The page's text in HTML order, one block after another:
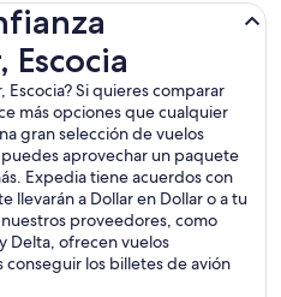
Escocia
Escocia? Si quieres comparar
más opciones que cualquier
gran selección de vuelos
aprovechar un paquete
Expedia tiene acuerdos con
llevarán a Dollar en Dollar o a tu
proveedores, como
Delta, ofrecen vuelos
los billetes de avión